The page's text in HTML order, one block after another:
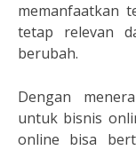
memanfaatkan
tetap relevan
berubah.
Dengan
untuk bisnis
online bisa